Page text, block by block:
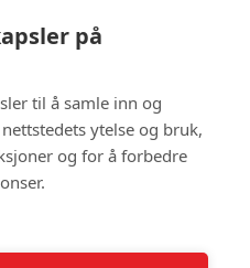
på
til å samle inn og
ytelse og bruk,
og for å forbedre